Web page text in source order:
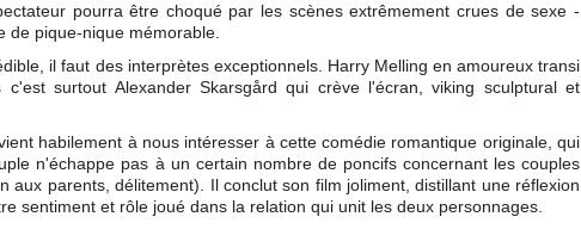
pourra être choqué par les scènes extrêmement crues de sexe -
de pique-nique mémorable.
il faut des interprètes exceptionnels. Harry Melling en amoureux transi
surtout Alexander Skarsgård qui crève l'écran, viking sculptural et
habilement à nous intéresser à cette comédie romantique originale, qui
n'échappe pas à un certain nombre de poncifs concernant les couples
aux parents, délitement). Il conclut son film joliment, distillant une réflexion
sentiment et rôle joué dans la relation qui unit les deux personnages.